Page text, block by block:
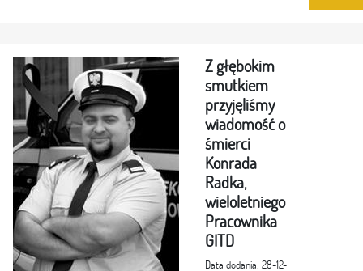
Z głębokim
smutkiem
przyjęliśmy
wiadomość o
śmierci
Konrada
Radka,
wieloletniego
Pracownika
GITD
Data dodania: 28-12-